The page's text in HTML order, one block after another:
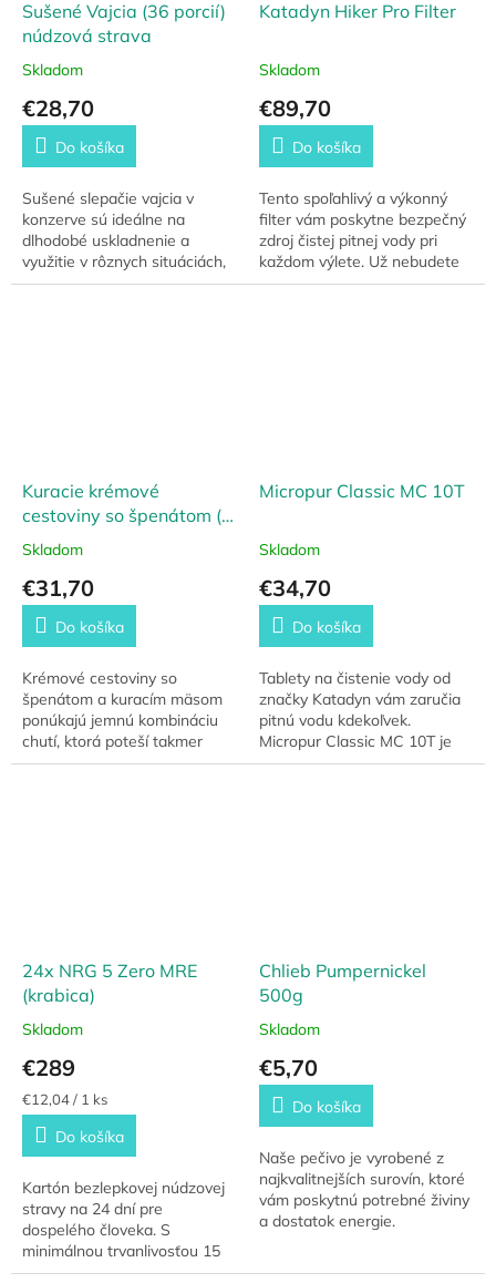
Sušené Vajcia (36 porcií)
núdzová strava
Skladom
€28,70
Do košíka
Sušené slepačie vajcia v
konzerve sú ideálne na
dlhodobé uskladnenie a
využitie v rôznych situáciách,
kde sa emergency food stáva
Katadyn Hiker Pro Filter
Skladom
€89,70
Do košíka
Tento spoľahlivý a výkonný
filter vám poskytne bezpečný
zdroj čistej pitnej vody pri
každom výlete. Už nebudete
závislí od balených vôd ani
Kuracie krémové
cestoviny so špenátom (5
porcií) núdzové zásoby
Skladom
€31,70
Do košíka
Krémové cestoviny so
špenátom a kuracím mäsom
ponúkajú jemnú kombináciu
chutí, ktorá poteší takmer
každého gurmána. Základ
Micropur Classic MC 10T
Skladom
€34,70
Do košíka
Tablety na čistenie vody od
značky Katadyn vám zaručia
pitnú vodu kdekoľvek.
Micropur Classic MC 10T je
bezpečná ochrana pred
24x NRG 5 Zero MRE
(krabica)
Skladom
€289
Jednotková
cena:
€12,04 / 1 ks
Do košíka
Kartón bezlepkovej núdzovej
stravy na 24 dní pre
dospelého človeka. S
minimálnou trvanlivosťou 15
rokov, je NRG 5 ZERO jedným
Chlieb Pumpernickel
500g
Skladom
€5,70
Do košíka
Naše pečivo je vyrobené z
najkvalitnejších surovín, ktoré
vám poskytnú potrebné živiny
a dostatok energie.